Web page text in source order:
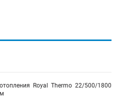
отопления
Royal Thermo 22/500/1800